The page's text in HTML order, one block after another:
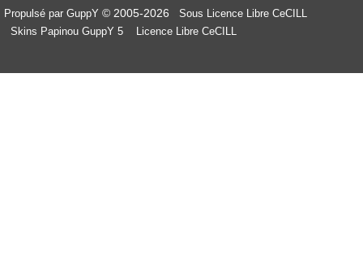
Propulsé par GuppY © 2005-2026
Sous Licence Libre CeCILL
Skins Papinou GuppY 5
Licence Libre CeCILL